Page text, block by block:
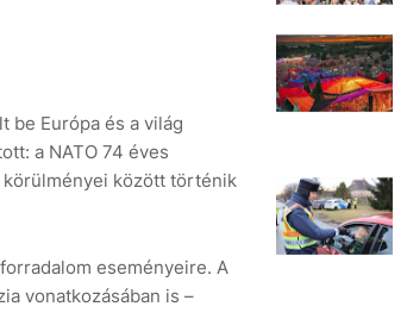
be Európa és a világ
a NATO 74 éves
között történik
eseményeire. A
vonatkozásában is –